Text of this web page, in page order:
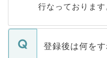
行なっております
登録後は何を